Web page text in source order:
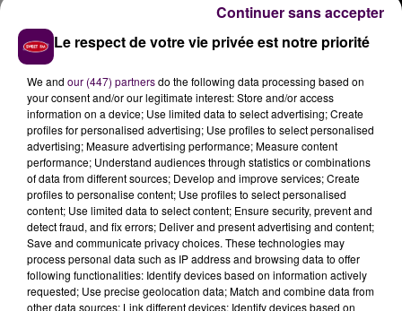
Le respect de votre vie privée est notre priorité
We and our (447) partnersdo the following data processing based on
your consent and/or our legitimate interest: Store and/or access
information on a device; Use limited data to select advertising; Create
profiles for personalised advertising; Use profiles to select personalised
advertising; Measure advertising performance; Measure content
performance; Understand audiences through statistics or combinations
of data from different sources; Develop and improve services; Create
profiles to personalise content; Use profiles to select personalised
content; Use limited data to select content; Ensure security, prevent and
detect fraud, and fix errors; Deliver and present advertising and content;
Save and communicate privacy choices. These technologies may
process personal data such as IP address and browsing data to offer
following functionalities: Identify devices based on information actively
requested; Use precise geolocation data; Match and combine data from
other data sources; Link different devices; Identify devices based on
Continuer sans accepter